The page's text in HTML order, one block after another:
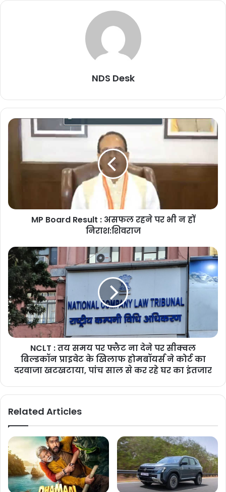
NDS Desk
MP Board Result : असफल रहने पर भी न हों
निराश:शिवराज
NCLT : तय समय पर फ्लैट ना देने पर सीक्वल
बिल्डकॉन प्राइवेट के खिलाफ होमबॉयर्स ने कोर्ट का
दरवाजा खटखटाया, पांच साल से कर रहे घर का इंतजार
Related Articles